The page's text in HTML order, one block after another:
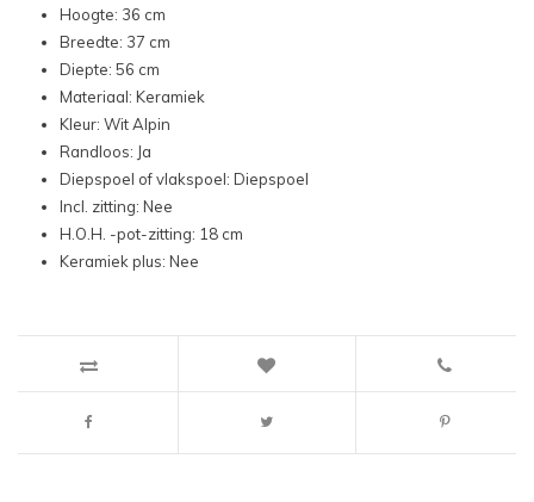
Hoogte: 36 cm
Breedte: 37 cm
Diepte: 56 cm
Materiaal: Keramiek
Kleur: Wit Alpin
Randloos: Ja
Diepspoel of vlakspoel: Diepspoel
Incl. zitting: Nee
H.O.H. -pot-zitting: 18 cm
Keramiek plus: Nee